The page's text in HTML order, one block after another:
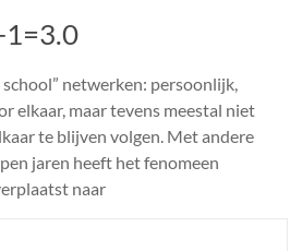
school” netwerken: persoonlijk,
elkaar, maar tevens meestal niet
te blijven volgen. Met andere
jaren heeft het fenomeen
naar